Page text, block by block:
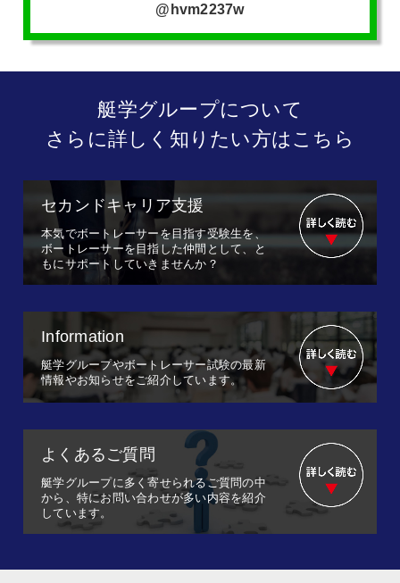
@hvm2237w
艇学グループについて
さらに詳しく知りたい方はこちら
セカンドキャリア支援
本気でボートレーサーを目指す受験生を、
ボートレーサーを目指した仲間として、と
もにサポートしていきませんか？
Information
艇学グループやボートレーサー試験の最新
情報やお知らせをご紹介しています。
よくあるご質問
艇学グループに多く寄せられるご質問の中
から、特にお問い合わせが多い内容を紹介
しています。